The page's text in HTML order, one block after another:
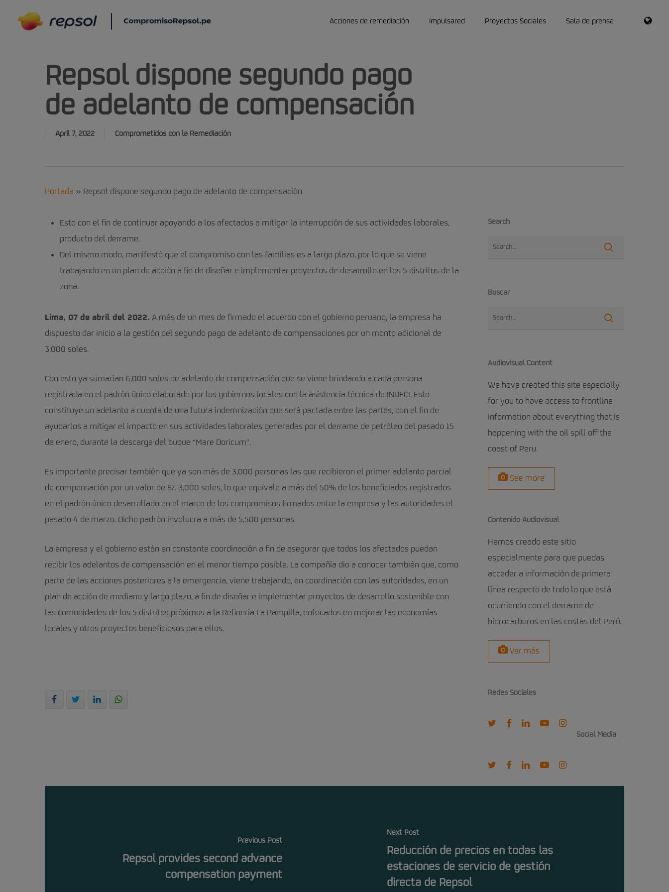
Acciones de remediación Impulsared Proyectos Sociales Sala de prensa RSS
Repsol dispone segundo pago
de adelanto de compensación
April 7, 2022 Comprometidos con la Remediación
Portada » Repsol dispone segundo pago de adelanto de compensación
Esto con el fin de continuar apoyando a los afectados a mitigar la interrupción de sus actividades laborales,
producto del derrame.
Del mismo modo, manifestó que el compromiso con las familias es a largo plazo, por lo que se viene
trabajando en un plan de acción a fin de diseñar e implementar proyectos de desarrollo en los 5 distritos de la
zona.
Lima, 07 de abril del 2022. A más de un mes de firmado el acuerdo con el gobierno peruano, la empresa ha
dispuesto dar inicio a la gestión del segundo pago de adelanto de compensaciones por un monto adicional de
3,000 soles.
Con esto ya sumarían 6,000 soles de adelanto de compensación que se viene brindando a cada persona
registrada en el padrón único elaborado por los gobiernos locales con la asistencia técnica de INDECI. Esto
constituye un adelanto a cuenta de una futura indemnización que será pactada entre las partes, con el fin de
ayudarlos a mitigar el impacto en sus actividades laborales generadas por el derrame de petróleo del pasado 15
de enero, durante la descarga del buque “Mare Doricum”.
Es importante precisar también que ya son más de 3,000 personas las que recibieron el primer adelanto parcial
de compensación por un valor de S/. 3,000 soles, lo que equivale a más del 50% de los beneficiados registrados
en el padrón único desarrollado en el marco de los compromisos firmados entre la empresa y las autoridades el
pasado 4 de marzo. Dicho padrón involucra a más de 5,500 personas.
La empresa y el gobierno están en constante coordinación a fin de asegurar que todos los afectados puedan
recibir los adelantos de compensación en el menor tiempo posible. La compañía dio a conocer también que, como
parte de las acciones posteriores a la emergencia, viene trabajando, en coordinación con las autoridades, en un
plan de acción de mediano y largo plazo, a fin de diseñar e implementar proyectos de desarrollo sostenible con
las comunidades de los 5 distritos próximos a la Refinería La Pampilla, enfocados en mejorar las economías
locales y otros proyectos beneficiosos para ellos.
Search
Buscar
Audiovisual Content
We have created this site especially
for you to have access to frontline
information about everything that is
happening with the oil spill off the
coast of Peru.
See more
Contenido Audiovisual
Hemos creado este sitio
especialmente para que puedas
acceder a información de primera
línea respecto de todo lo que está
ocurriendo con el derrame de
hidrocarburos en las costas del Perú.
Ver más
Redes Sociales
twitterfacebooklinkedinyoutubeinstagram
Social Media
twitterfacebooklinkedinyoutubeinstagram
Previous Post
Repsol provides second advance
compensation payment
Next Post
Reducción de precios en todas las
estaciones de servicio de gestión
directa de Repsol